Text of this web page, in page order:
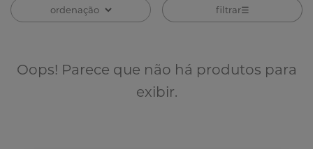
filtrar
Oops! Parece que não há produtos para
exibir.